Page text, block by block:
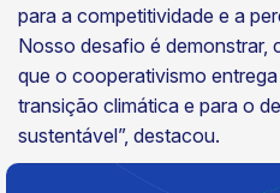
para a competitividade e a
Nosso desafio é demonstrar,
que o cooperativismo
transição climática e para o
sustentável”, destacou.